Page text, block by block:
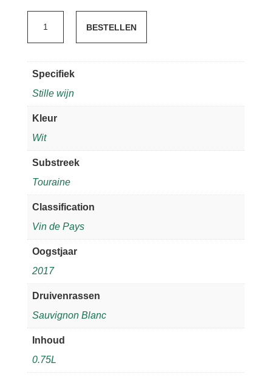
Simoneau
aantal
BESTELLEN
Specifiek
Stille wijn
Kleur
Wit
Substreek
Touraine
Classification
Vin de Pays
Oogstjaar
2017
Druivenrassen
Sauvignon Blanc
Inhoud
0.75L